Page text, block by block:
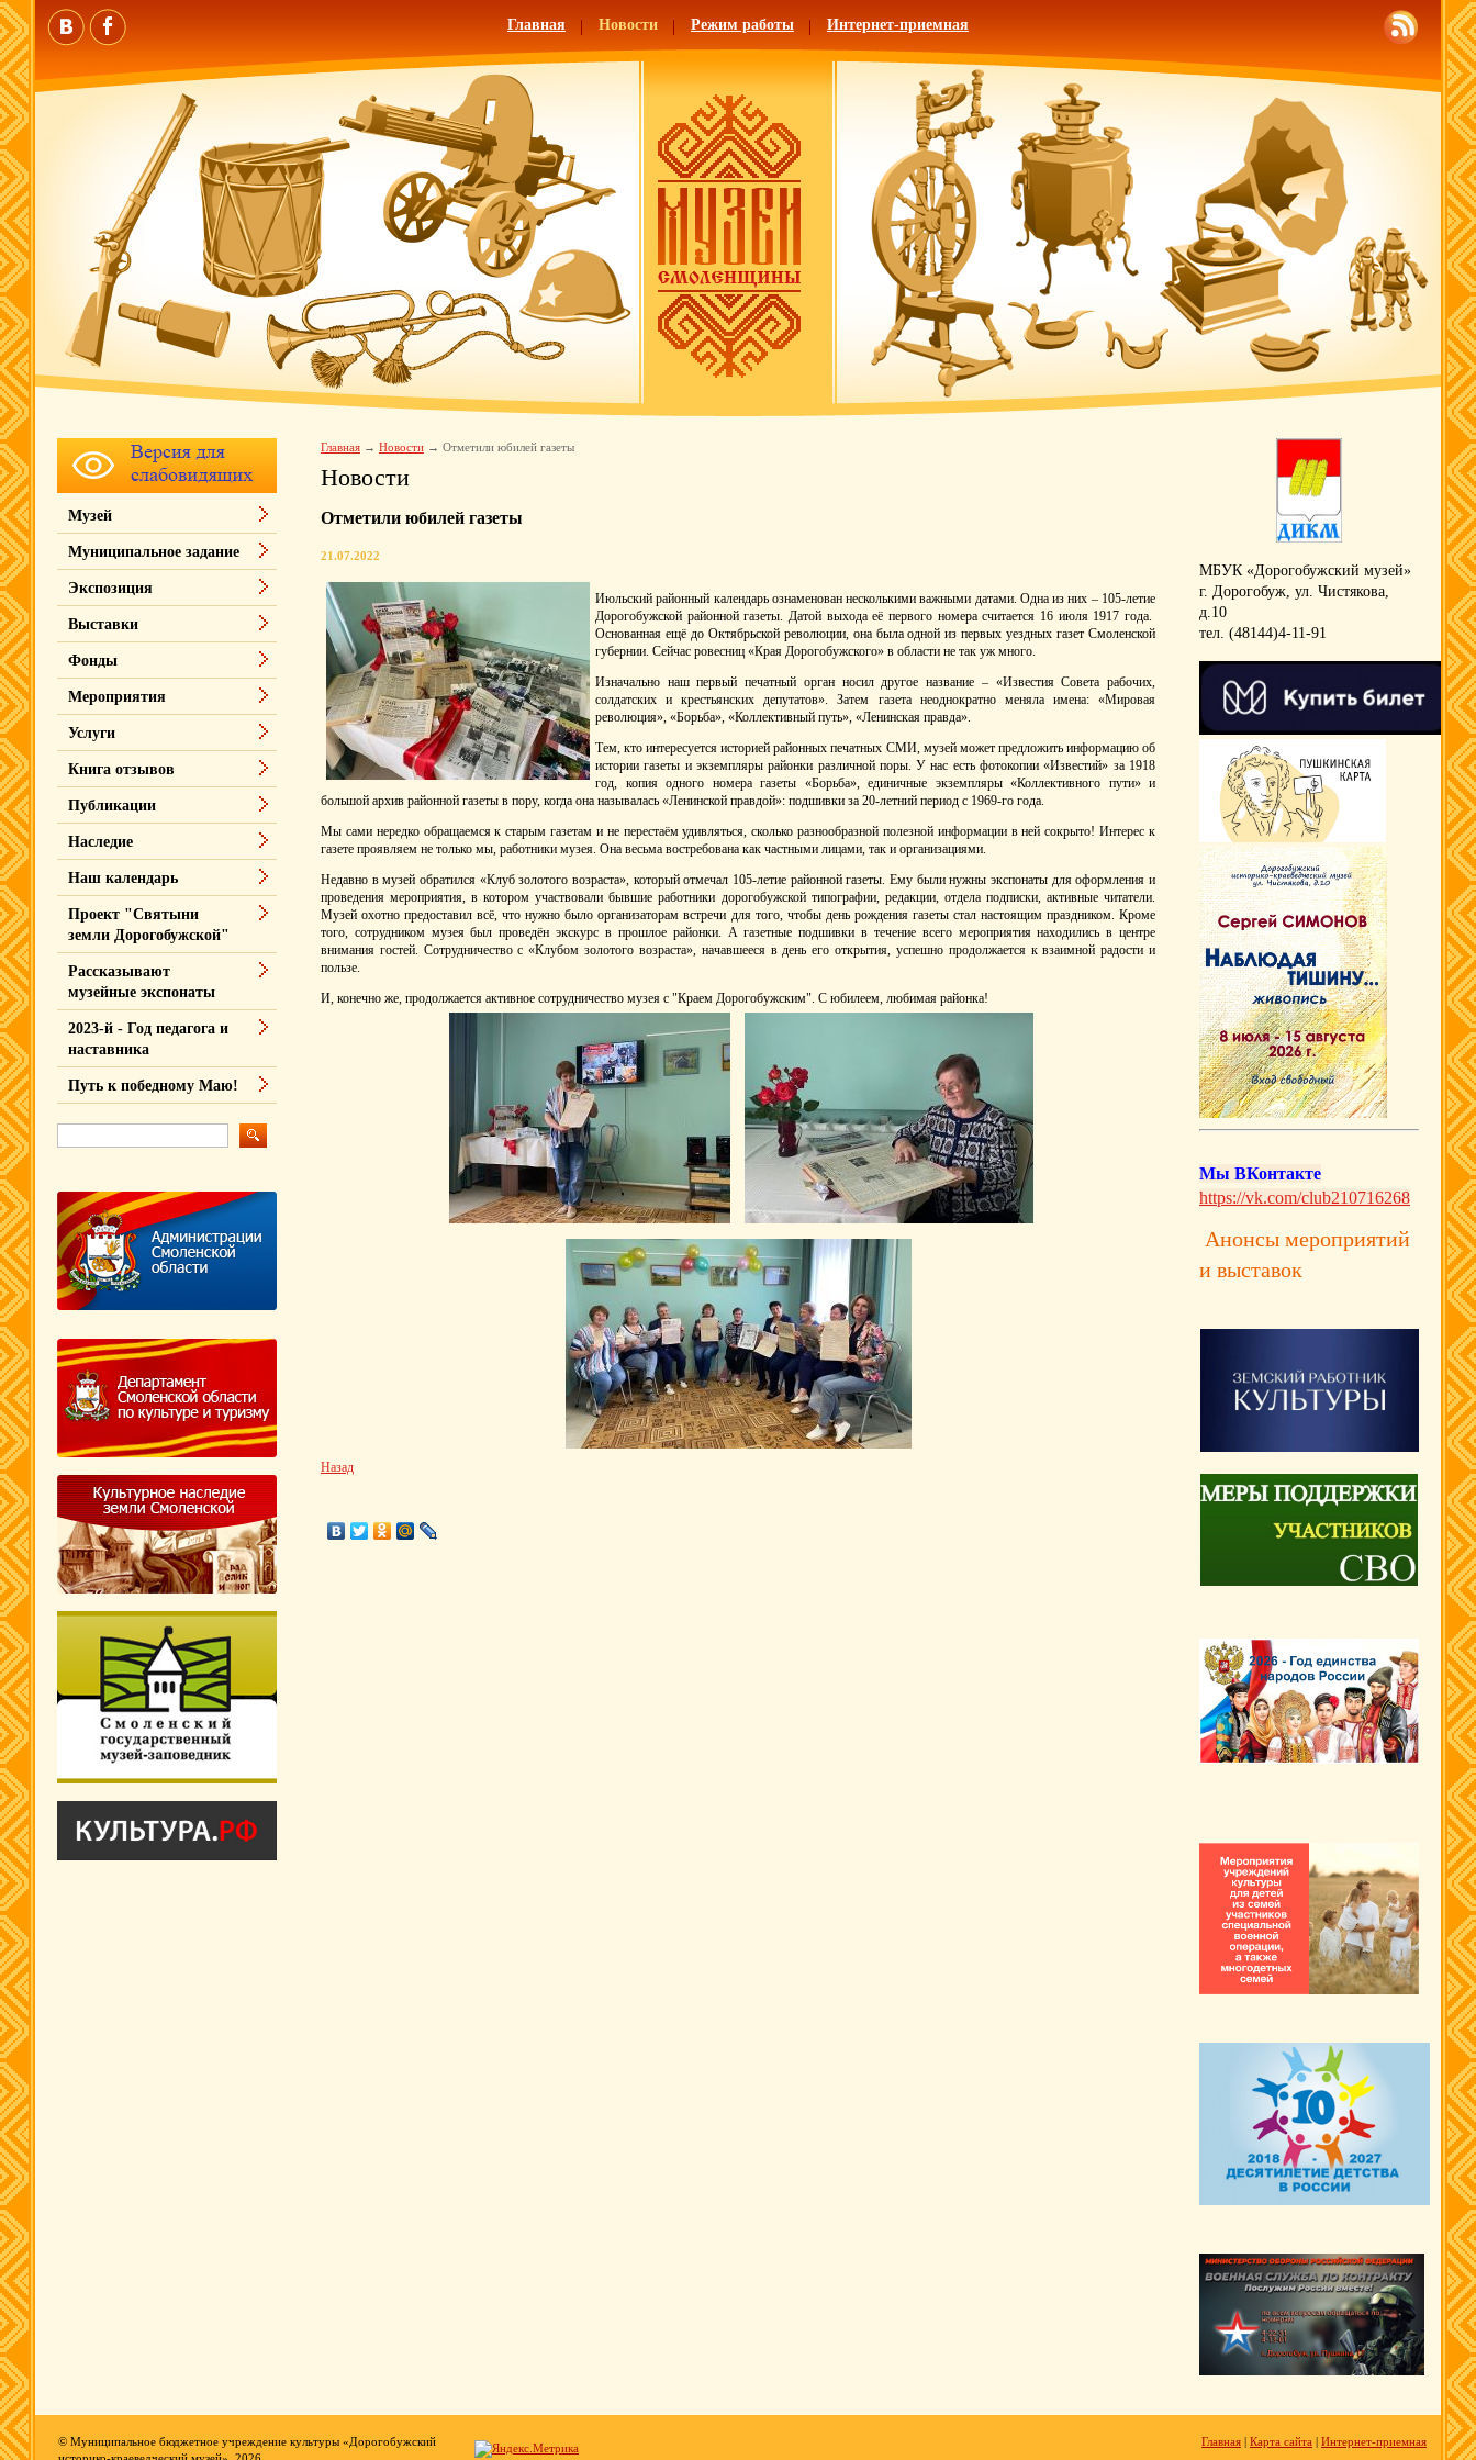
Главная Новости Режим работы Интернет-приемная
Главная Новости Отметили юбилей газеты
Новости
Отметили юбилей газеты
21.07.2022
Июльский районный календарь ознаменован несколькими важными датами. Одна из них – 105-летие
Дорогобужской районной газеты. Датой выхода её первого номера считается 16 июля 1917 года.
Основанная ещё до Октябрьской революции, она была одной из первых уездных газет Смоленской
губернии. Сейчас ровесниц «Края Дорогобужского» в области не так уж много.
Изначально наш первый печатный орган носил другое название – «Известия Совета рабочих,
солдатских и крестьянских депутатов». Затем газета неоднократно меняла имена: «Мировая
революция», «Борьба», «Коллективный путь», «Ленинская правда».
Тем, кто интересуется историей районных печатных СМИ, музей может предложить информацию об
истории газеты и экземпляры районки различной поры. У нас есть фотокопии «Известий» за 1918
год, копия одного номера газеты «Борьба», единичные экземпляры «Коллективного пути» и
большой архив районной газеты в пору, когда она называлась «Ленинской правдой»: подшивки за 20-летний период с 1969-го года.
Мы сами нередко обращаемся к старым газетам и не перестаём удивляться, сколько разнообразной полезной информации в ней сокрыто! Интерес к
газете проявляем не только мы, работники музея. Она весьма востребована как частными лицами, так и организациями.
Недавно в музей обратился «Клуб золотого возраста», который отмечал 105-летие районной газеты. Ему были нужны экспонаты для оформления и
проведения мероприятия, в котором участвовали бывшие работники дорогобужской типографии, редакции, отдела подписки, активные читатели.
Музей охотно предоставил всё, что нужно было организаторам встречи для того, чтобы день рождения газеты стал настоящим праздником. Кроме
того, сотрудником музея был проведён экскурс в прошлое районки. А газетные подшивки в течение всего мероприятия находились в центре
внимания гостей. Сотрудничество с «Клубом золотого возраста», начавшееся в день его открытия, успешно продолжается к взаимной радости и
пользе.
И, конечно же, продолжается активное сотрудничество музея с "Краем Дорогобужским". С юбилеем, любимая районка!
Назад
Музей
Муниципальное задание
Экспозиция
Выставки
Фонды
Мероприятия
Услуги
Книга отзывов
Публикации
Наследие
Наш календарь
Проект "Святыни
земли Дорогобужской"
Рассказывают
музейные экспонаты
2023-й - Год педагога и
наставника
Путь к победному Маю!
МБУК «Дорогобужский музей»
г. Дорогобуж, ул. Чистякова,
д.10
тел. (48144)4-11-91
Мы ВКонтакте
https://vk.com/club210716268
Анонсы мероприятий
и выставок
© Муниципальное бюджетное учреждение культуры «Дорогобужский
Главная | Карта сайта | Интернет-приемная